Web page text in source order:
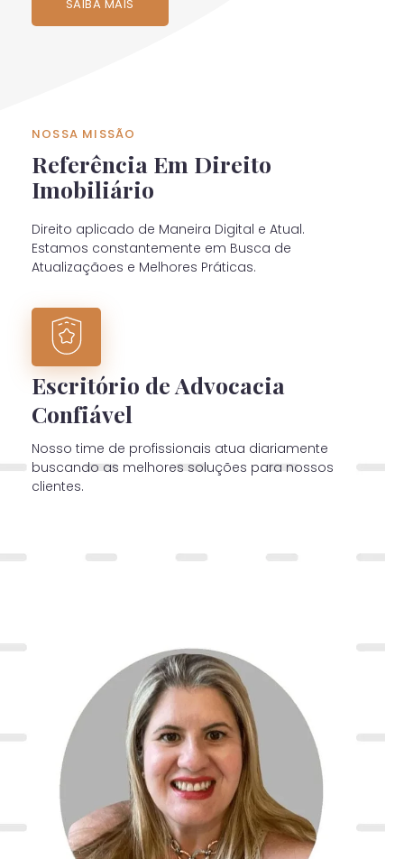
Direito Imobiliario
Direito Trabalhista
Direito da Família
Soluções e Advogados para você ou sua empresa.
SAIBA MAIS
NOSSA MISSÃO
Referência Em Direito
Imobiliário
Direito aplicado de Maneira Digital e Atual.
Estamos constantemente em Busca de
Atualizaçãoes e Melhores Práticas.
Escritório de Advocacia
Confiável
Nosso time de profissionais atua diariamente
buscando as melhores soluções para nossos
clientes.